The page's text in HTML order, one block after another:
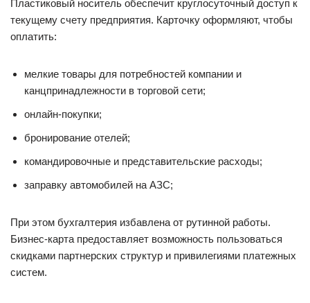
Пластиковый носитель обеспечит круглосуточный доступ к
текущему счету предприятия. Карточку оформляют, чтобы
оплатить:
мелкие товары для потребностей компании и
канцпринадлежности в торговой сети;
онлайн-покупки;
бронирование отелей;
командировочные и представительские расходы;
заправку автомобилей на АЗС;
При этом бухгалтерия избавлена от рутинной работы.
Бизнес-карта предоставляет возможность пользоваться
скидками партнерских структур и привилегиями платежных
систем.